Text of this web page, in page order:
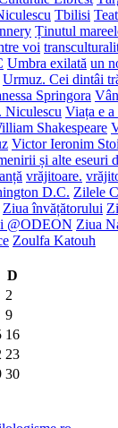
Tbilisi
Ținutul
voi
Umbra exilată un
Urmuz. Cei dintâi
Springora
Niculescu Viața e a
Shakespeare
Victor Ieronim
și alte eseuri
vrăjitoare.
D.C. Zilele
Ziua învățătorului
@ODEON Ziua
Zoulfa Katouh
D
2
9
16
23
30